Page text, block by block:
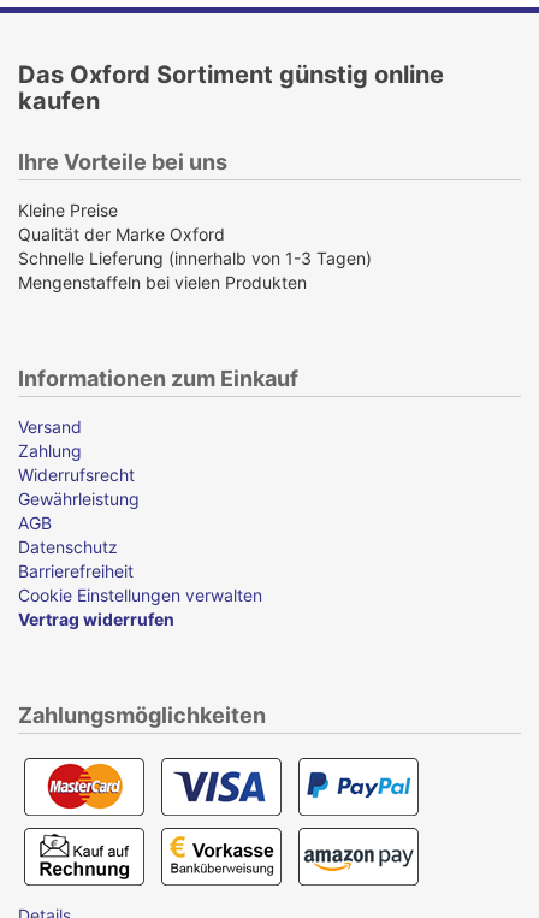
Das Oxford Sortiment günstig online
kaufen
Ihre Vorteile bei uns
Kleine Preise
Qualität der Marke Oxford
Schnelle Lieferung (innerhalb von 1-3 Tagen)
Mengenstaffeln bei vielen Produkten
Informationen zum Einkauf
Versand
Zahlung
Widerrufsrecht
Gewährleistung
AGB
Datenschutz
Barrierefreiheit
Cookie Einstellungen verwalten
Vertrag widerrufen
Zahlungsmöglichkeiten